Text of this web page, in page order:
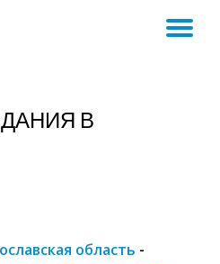
В
область -